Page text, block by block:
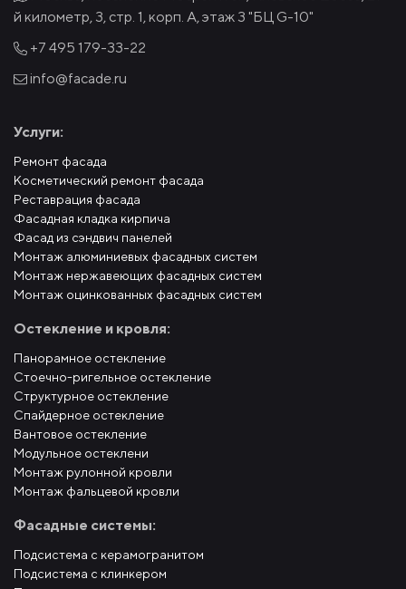
й километр, 3, стр. 1, корп. А, этаж 3 "БЦ G-10"
+7 495 179-33-22
info@facade.ru
Услуги:
Ремонт фасада
Косметический ремонт фасада
Реставрация фасада
Фасадная кладка кирпича
Фасад из сэндвич панелей
Монтаж алюминиевых фасадных систем
Монтаж нержавеющих фасадных систем
Монтаж оцинкованных фасадных систем
Остекление и кровля:
Панорамное остекление
Стоечно-ригельное остекление
Структурное остекление
Спайдерное остекление
Вантовое остекление
Модульное остеклени
Монтаж рулонной кровли
Монтаж фальцевой кровли
Фасадные системы:
Подсистема с керамогранитом
Подсистема с клинкером